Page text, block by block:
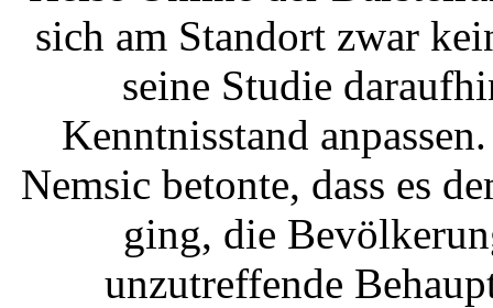
sich am Standort zwar
seine Studie
Kenntnisstand
Nemsic betonte, dass es
ging, die
unzutreffende